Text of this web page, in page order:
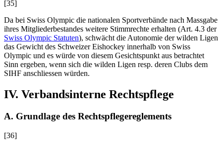
[35]
Da bei Swiss Olympic die nationalen Sportverbände nach Massgabe
ihres Mitgliederbestandes weitere Stimmrechte erhalten (Art. 4.3 der
Swiss Olympic Statuten), schwächt die Autonomie der wilden Ligen
das Gewicht des Schweizer Eishockey innerhalb von Swiss
Olympic und es würde von diesem Gesichtspunkt aus betrachtet
Sinn ergeben, wenn sich die wilden Ligen resp. deren Clubs dem
SIHF anschliessen würden.
IV. Verbandsinterne Rechtspflege
A. Grundlage des Rechtspflegereglements
[36]